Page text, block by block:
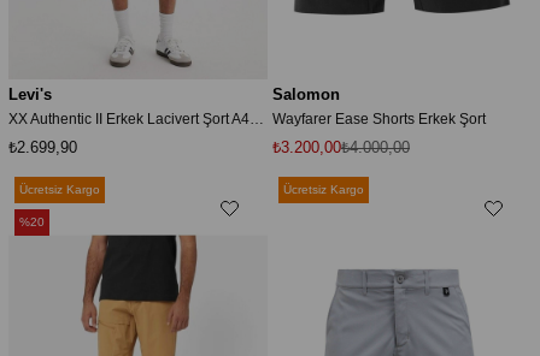
Levi's
₺2.699,90
Salomon
Wayfarer Ease Shorts Erkek Şort
₺3.200,00₺4.000,00
Ücretsiz Kargo
%20
Ücretsiz Kargo